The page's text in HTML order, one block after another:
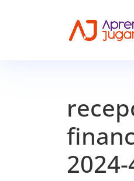
2024-